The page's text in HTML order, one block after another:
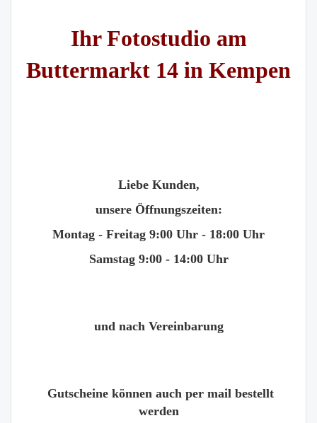
Ihr Fotostudio am
Buttermarkt 14 in Kempen
Liebe Kunden,
unsere Öffnungszeiten:
Montag - Freitag 9:00 Uhr - 18:00 Uhr
Samstag 9:00 - 14:00 Uhr
und nach Vereinbarung
Gutscheine können auch per mail bestellt
werden